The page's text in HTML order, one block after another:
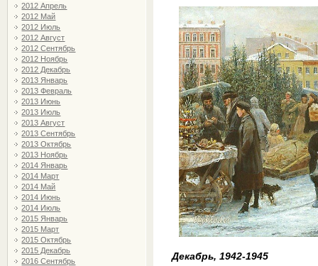
2012 Апрель
2012 Май
2012 Июль
2012 Август
2012 Сентябрь
2012 Ноябрь
2012 Декабрь
2013 Январь
2013 Февраль
2013 Июнь
2013 Июль
2013 Август
2013 Сентябрь
2013 Октябрь
2013 Ноябрь
2014 Январь
2014 Март
2014 Май
2014 Июнь
2014 Июль
2015 Январь
2015 Март
2015 Октябрь
2015 Декабрь
2016 Сентябрь
Декабрь, 1942-1945